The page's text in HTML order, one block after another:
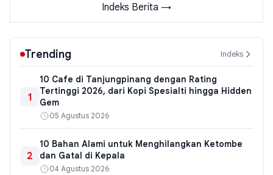
Indeks Berita →
Trending Indeks
1
10 Cafe di Tanjungpinang dengan Rating
Tertinggi 2026, dari Kopi Spesialti hingga Hidden
Gem
05 Agustus 2026
2
10 Bahan Alami untuk Menghilangkan Ketombe
dan Gatal di Kepala
04 Agustus 2026